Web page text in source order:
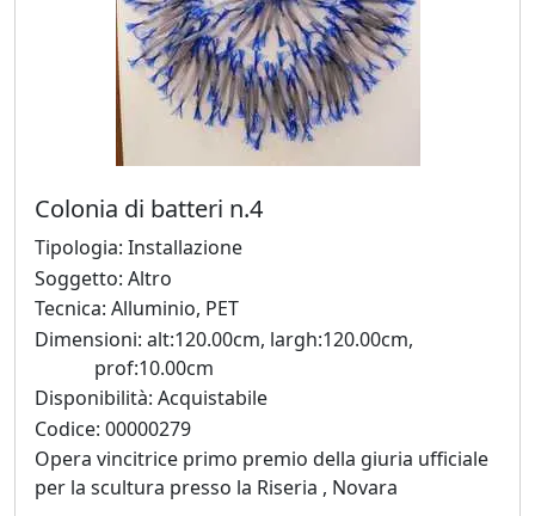
Silvia
Canton
LeoNilde
Carabba
Gastone
Cecconello
Marco
Ciani
Sergio
Colussa
Colonia di batteri n.4
Tipologia: Installazione
Soggetto: Altro
Tecnica: Alluminio, PET
Dimensioni: alt:120.00cm, largh:120.00cm,
prof:10.00cm
Disponibilità: Acquistabile
Codice: 00000279
Opera vincitrice primo premio della giuria ufficiale
per la scultura presso la Riseria , Novara